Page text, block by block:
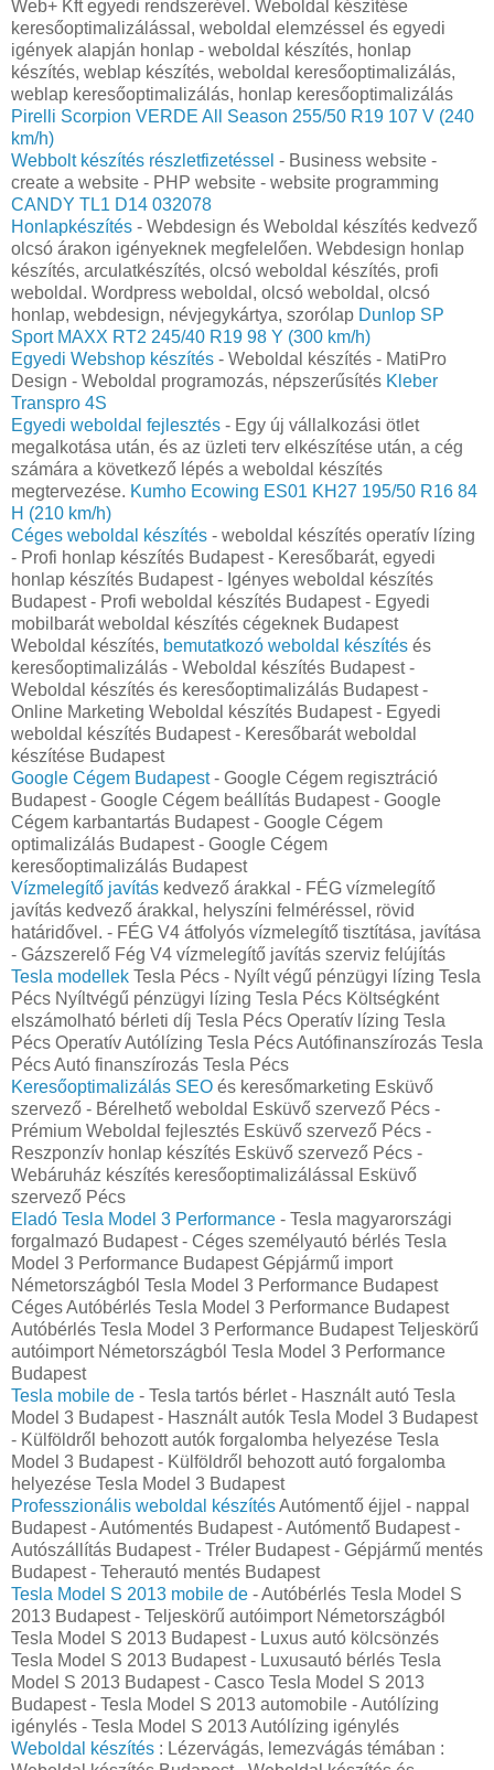
Web+ Kft egyedi rendszerével. Weboldal készítése
keresőoptimalizálással, weboldal elemzéssel és egyedi
igények alapján honlap - weboldal készítés, honlap
készítés, weblap készítés, weboldal keresőoptimalizálás,
weblap keresőoptimalizálás, honlap keresőoptimalizálás
Pirelli Scorpion VERDE All Season 255/50 R19 107 V (240
km/h)
Webbolt készítés részletfizetéssel - Business website -
create a website - PHP website - website programming
CANDY TL1 D14 032078
Honlapkészítés - Webdesign és Weboldal készítés kedvező
olcsó árakon igényeknek megfelelően. Webdesign honlap
készítés, arculatkészítés, olcsó weboldal készítés, profi
weboldal. Wordpress weboldal, olcsó weboldal, olcsó
honlap, webdesign, névjegykártya, szorólap Dunlop SP
Sport MAXX RT2 245/40 R19 98 Y (300 km/h)
Egyedi Webshop készítés - Weboldal készítés - MatiPro
Design - Weboldal programozás, népszerűsítés Kleber
Transpro 4S
Egyedi weboldal fejlesztés - Egy új vállalkozási ötlet
megalkotása után, és az üzleti terv elkészítése után, a cég
számára a következő lépés a weboldal készítés
megtervezése. Kumho Ecowing ES01 KH27 195/50 R16 84
H (210 km/h)
Céges weboldal készítés - weboldal készítés operatív lízing
- Profi honlap készítés Budapest - Keresőbarát, egyedi
honlap‎ készítés Budapest - Igényes weboldal készítés
Budapest - Profi weboldal készítés Budapest - Egyedi
mobilbarát weboldal készítés cégeknek Budapest
Weboldal készítés, bemutatkozó weboldal készítés és
keresőoptimalizálás - Weboldal készítés Budapest -
Weboldal készítés és keresőoptimalizálás Budapest -
Online Marketing Weboldal készítés Budapest - Egyedi
weboldal készítés Budapest - Keresőbarát weboldal
készítése Budapest
Google Cégem Budapest- Google Cégem regisztráció
Budapest - Google Cégem beállítás Budapest - Google
Cégem karbantartás Budapest - Google Cégem
optimalizálás Budapest - Google Cégem
keresőoptimalizálás Budapest
Vízmelegítő javítás kedvező árakkal - FÉG vízmelegítő
javítás kedvező árakkal, helyszíni felméréssel, rövid
határidővel. - FÉG V4 átfolyós vízmelegítő tisztítása, javítása
- Gázszerelő Fég V4 vízmelegítő javítás szerviz felújítás
Tesla modellek Tesla Pécs - Nyílt végű pénzügyi lízing Tesla
Pécs Nyíltvégű pénzügyi lízing Tesla Pécs Költségként
elszámolható bérleti díj Tesla Pécs Operatív lízing Tesla
Pécs Operatív Autólízing Tesla Pécs Autófinanszírozás Tesla
Pécs Autó finanszírozás Tesla Pécs
Keresőoptimalizálás SEO és keresőmarketing Esküvő
szervező - Bérelhető weboldal Esküvő szervező Pécs -
Prémium Weboldal fejlesztés‎ Esküvő szervező Pécs -
Reszponzív honlap készítés Esküvő szervező Pécs -
Webáruház készítés keresőoptimalizálással Esküvő
szervező Pécs
Eladó Tesla Model 3 Performance - Tesla magyarországi
forgalmazó Budapest - Céges személyautó bérlés Tesla
Model 3 Performance Budapest Gépjármű import
Németországból Tesla Model 3 Performance Budapest
Céges Autóbérlés Tesla Model 3 Performance Budapest
Autóbérlés Tesla Model 3 Performance Budapest Teljeskörű
autóimport Németországból Tesla Model 3 Performance
Budapest
Tesla mobile de - Tesla tartós bérlet - Használt autó‎ Tesla
Model 3 Budapest - Használt autó‎k Tesla Model 3 Budapest
- Külföldről behozott autók forgalomba helyezése Tesla
Model 3 Budapest - Külföldről behozott autó forgalomba
helyezése Tesla Model 3 Budapest
Professzionális weboldal készítésAutómentő éjjel - nappal
Budapest - Autómentés Budapest - Autómentő Budapest -
Autószállítás Budapest - Tréler Budapest - Gépjármű mentés
Budapest - Teherautó mentés Budapest
Tesla Model S 2013 mobile de - Autóbérlés Tesla Model S
2013 Budapest - Teljeskörű autóimport Németországból
Tesla Model S 2013 Budapest - Luxus autó kölcsönzés
Tesla Model S 2013 Budapest - Luxusautó bérlés Tesla
Model S 2013 Budapest - Casco Tesla Model S 2013
Budapest - Tesla Model S 2013 automobile - Autólízing
igénylés - Tesla Model S 2013 Autólízing igénylés
Weboldal készítés : Lézervágás, lemezvágás témában :